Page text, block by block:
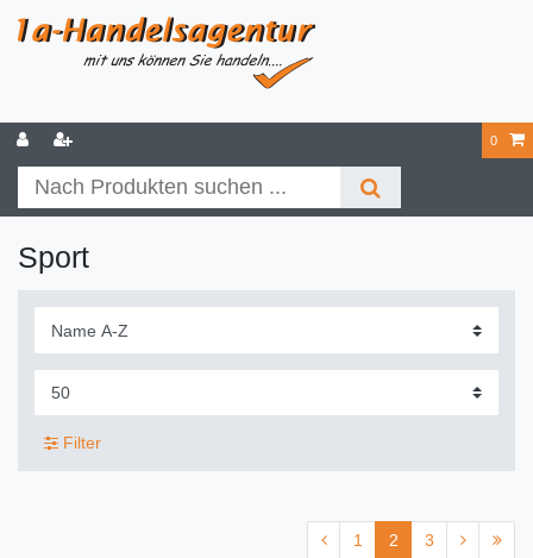
0
Sport
Filter
1 2 3